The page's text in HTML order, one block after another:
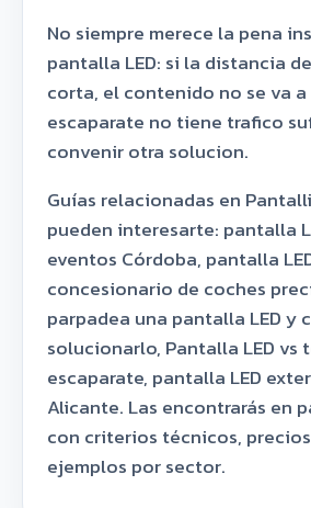
No siempre merece la pena
pantalla LED: si la distancia
corta, el contenido no se va
escaparate no tiene trafico
convenir otra solucion.
Guías relacionadas en
pueden interesarte: pantalla
eventos Córdoba, pantalla
concesionario de coches
parpadea una pantalla LED y
solucionarlo, Pantalla LED vs
escaparate, pantalla LED
Alicante. Las encontrarás en
con criterios técnicos,
ejemplos por sector.